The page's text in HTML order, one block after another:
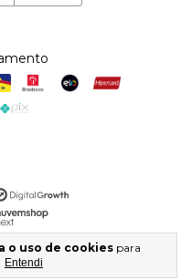
o uso de cookies para
Entendi
54657247000104 - 2026.